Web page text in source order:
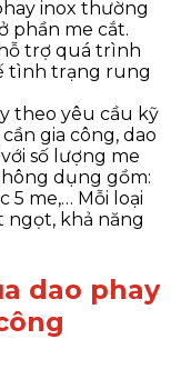
inox thường
phần me cắt.
trợ quá trình
tình trạng rung
theo yêu cầu kỹ
gia công, dao
số lượng me
dụng gồm:
5 me,… Mỗi loại
ngọt, khả năng
dao phay